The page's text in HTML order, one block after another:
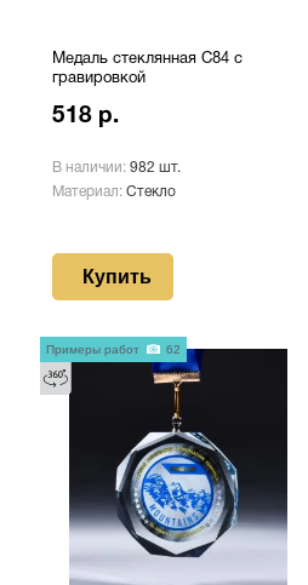
Медаль стеклянная C84 с
гравировкой
518 р.
В наличии: 982 шт.
Материал: Стекло
Купить
Примеры работ 62